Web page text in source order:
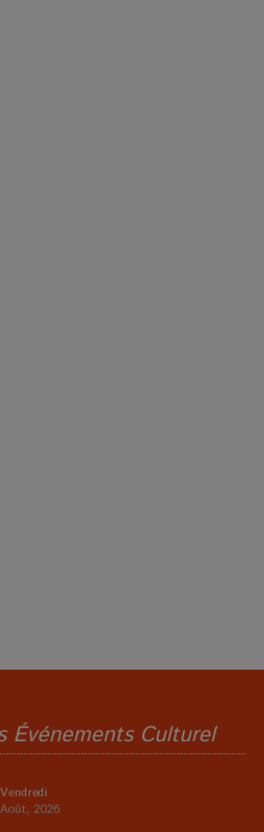
Événements Culturel
Vendredi
Août, 2026